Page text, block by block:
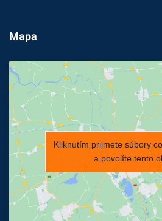
Mapa
Kliknutím prijmete súbory
a povolíte tento